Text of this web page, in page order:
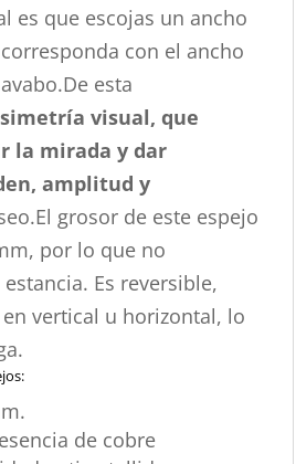
es que escojas un ancho
con el ancho
esta
visual, que
la mirada y dar
amplitud y
grosor de este espejo
por lo que no
Es reversible,
vertical u horizontal, lo
de cobre